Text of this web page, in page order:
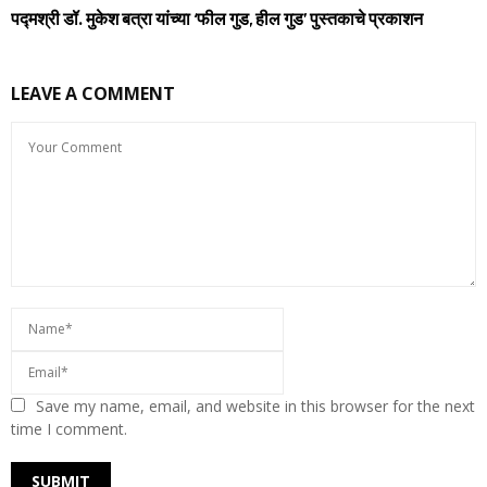
पद्मश्री डॉ. मुकेश बत्रा यांच्या ‘फील गुड, हील गुड’ पुस्तकाचे प्रकाशन
LEAVE A COMMENT
Save my name, email, and website in this browser for the next
time I comment.